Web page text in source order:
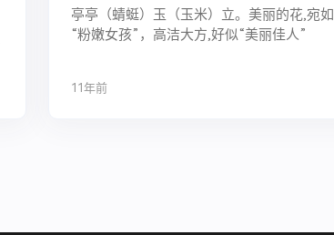
亭亭（蜻蜓）玉（玉米）立。美丽的花,宛如
“粉嫩女孩”，高洁大方,好似“美丽佳人”
11年前